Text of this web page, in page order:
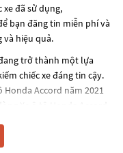
đã sử dụng,
bạn đăng tin miễn phí và
và hiệu quả.
trở thành một lựa
chiếc xe đáng tin cậy.
Honda Accord năm 2021
nghệ tiên tiến. Các
được kiểm tra và bảo